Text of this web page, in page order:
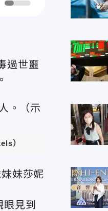
過世噩
）
妹莎妮
見到